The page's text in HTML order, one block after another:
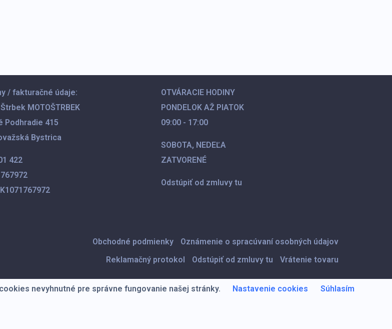
/ fakturačné údaje:
MOTOŠTRBEK
Podhradie 415
Bystrica
422
OTVÁRACIE HODINY
PONDELOK AŽ PIATOK
09:00 - 17:00
SOBOTA, NEDEĽA
ZATVORENÉ
Odstúpiť od zmluvy tu
Obchodné podmienky
Oznámenie o spracúvaní osobných údajov
Reklamačný protokol
Odstúpiť od zmluvy tu Vrátenie tovaru
nevyhnutné pre správne fungovanie našej stránky. Nastavenie cookies Súhlasím